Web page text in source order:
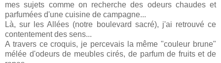
mes sujets comme on recherche des odeurs chaudes et
parfumées d'une cuisine de campagne...
Là, sur les Allées (notre boulevard sacré), j'ai retrouvé ce
contentement des sens...
A travers ce croquis, je percevais la même "couleur brune"
mélée d'odeurs de meubles cirés, de parfum de fruits et de